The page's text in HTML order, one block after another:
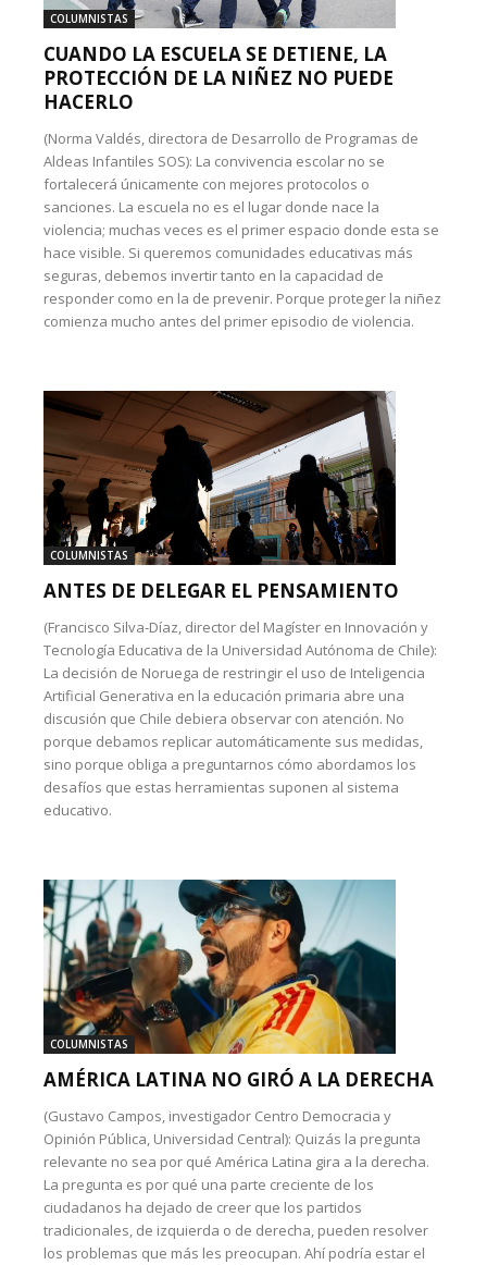
COLUMNISTAS
CUANDO LA ESCUELA SE DETIENE, LA
PROTECCIÓN DE LA NIÑEZ NO PUEDE
HACERLO
(Norma Valdés, directora de Desarrollo de Programas de
Aldeas Infantiles SOS): La convivencia escolar no se
fortalecerá únicamente con mejores protocolos o
sanciones. La escuela no es el lugar donde nace la
violencia; muchas veces es el primer espacio donde esta se
hace visible. Si queremos comunidades educativas más
seguras, debemos invertir tanto en la capacidad de
responder como en la de prevenir. Porque proteger la niñez
comienza mucho antes del primer episodio de violencia.
COLUMNISTAS
ANTES DE DELEGAR EL PENSAMIENTO
(Francisco Silva-Díaz, director del Magíster en Innovación y
Tecnología Educativa de la Universidad Autónoma de Chile):
La decisión de Noruega de restringir el uso de Inteligencia
Artificial Generativa en la educación primaria abre una
discusión que Chile debiera observar con atención. No
porque debamos replicar automáticamente sus medidas,
sino porque obliga a preguntarnos cómo abordamos los
desafíos que estas herramientas suponen al sistema
educativo.
COLUMNISTAS
AMÉRICA LATINA NO GIRÓ A LA DERECHA
(Gustavo Campos, investigador Centro Democracia y
Opinión Pública, Universidad Central): Quizás la pregunta
relevante no sea por qué América Latina gira a la derecha.
La pregunta es por qué una parte creciente de los
ciudadanos ha dejado de creer que los partidos
tradicionales, de izquierda o de derecha, pueden resolver
los problemas que más les preocupan. Ahí podría estar el